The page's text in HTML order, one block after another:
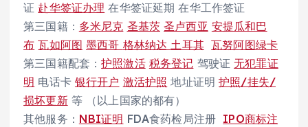
证 赴华签证办理 在华签证延期 在华工作签证
第三国籍： 多米尼克 圣基茨 圣卢西亚 安提瓜和巴
布 瓦如阿图 墨西哥 格林纳达土耳其 瓦努阿图绿卡
第三国籍配套：护照激活 税务登记 驾驶证无犯罪证
明 电话卡 银行开户 激活护照 地址证明护照/挂失/
损坏更新等 （以上国家的都有）
其他服务： NBI证明 FDA食药检局注册 IPO商标注